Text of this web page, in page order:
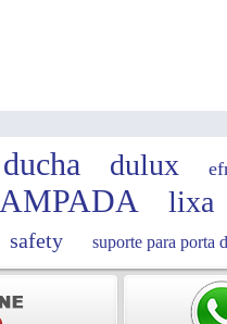
ducha dulux
lixa
safety suporte para porta